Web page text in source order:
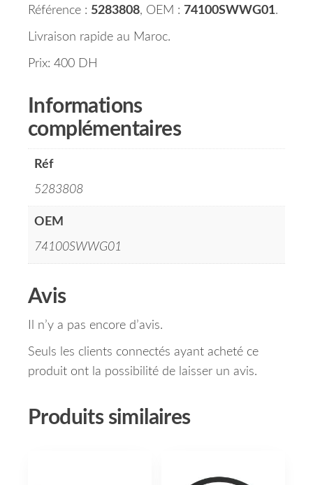
Référence : 5283808, OEM : 74100SWWG01.
Livraison rapide au Maroc.
Prix: 400 DH
Informations
complémentaires
Réf
5283808
OEM
74100SWWG01
Avis
Il n’y a pas encore d’avis.
Seuls les clients connectés ayant acheté ce
produit ont la possibilité de laisser un avis.
Produits similaires